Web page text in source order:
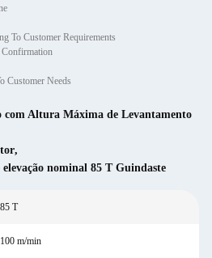
To Customer Requirements
Customer Needs
com Altura Máxima de Levantamento
,
nominal 85 T Guindaste
85 T
100 m/min